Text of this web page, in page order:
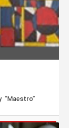
“Maestro”